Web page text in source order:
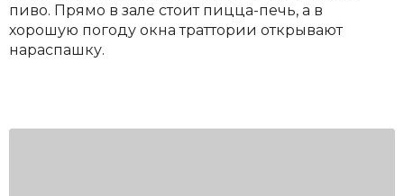
пиво. Прямо в зале стоит пицца-печь, а в
хорошую погоду окна траттории открывают
нараспашку.